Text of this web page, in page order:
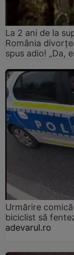
La 2 ani de la
România
spus adio! „Da,
Urmărire
biciclist să
adevarul.ro